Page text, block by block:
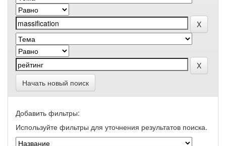
Начать новый поиск
Добавить фильтры:
Используйте фильтры для уточнения результатов поиска.